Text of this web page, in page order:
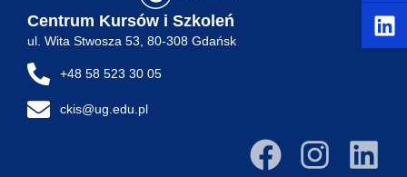
Centrum Kursów i Szkoleń
ul. Wita Stwosza 53, 80-308 Gdańsk
+48 58 523 30 05
ckis@ug.edu.pl